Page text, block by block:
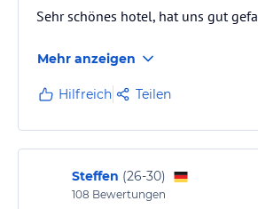
Sehr schönes hotel, hat uns gut
Mehr anzeigen
Hilfreich Teilen
Steffen (26-30)
108 Bewertungen